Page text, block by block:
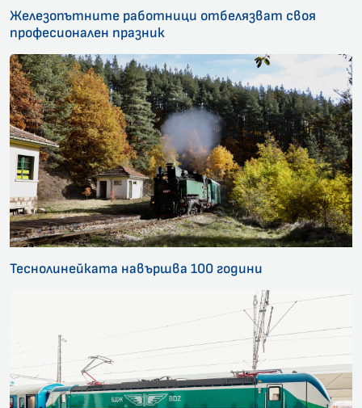
Железопътните работници отбелязват своя
професионален празник
Теснолинейката навършва 100 години